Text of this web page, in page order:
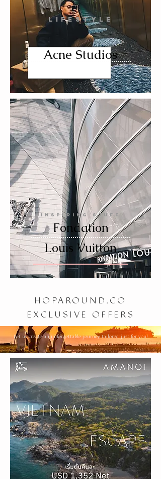
LIFESTYLE
Acne Studios
INSPIRING STUFF
Fondation
Louis Vuitton
HOPAROUND.CO
EXCLUSIVE OFFERS
Let us create an unforgettable journey tailored just for you!